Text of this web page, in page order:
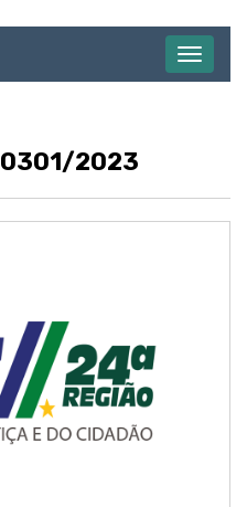
Abrir
menu
0301/2023